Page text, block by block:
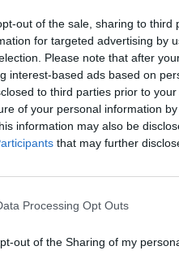
out of the sale, sharing to
for targeted advertising by
Please note that after
interest-based ads based on
to third parties prior to
of your personal information
information may also be
that may further
Processing Opt Outs
out of the Sharing of my